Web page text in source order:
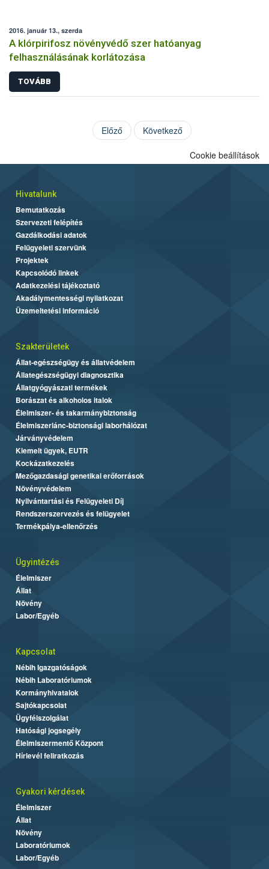
2016. január 13., szerda
A klórpirifosz növényvédő szer hatóanyag
felhasználásának korlátozása
TOVÁBB
Előző Következő
Cookie beállítások
Hivatalunk
Bemutatkozás
Szervezeti felépítés
Gazdálkodási adatok
Felügyeleti szervünk
Projektek
Kapcsolódó linkek
Adatkezelési tájékoztató
Akadálymentességi nyilatkozat
Üzemeltetési információ
Szakterületek
Állat-egészségügy és állatvédelem
Állategészségügyi diagnosztika
Állatgyógyászati termékek
Borászat és alkoholos italok
Élelmiszer- és takarmánybiztonság
Élelmiszerlánc-biztonsági laborhálózat
Járványvédelem
Kiemelt ügyek, EUTR
Kockázatkezelés
Mezőgazdasági genetikai erőforrások
Növényvédelem
Nyilvántartási és Felügyeleti Díj
Rendszerszervezés és felügyelet
Termékpálya-ellenőrzés
Ügyintézés
Élelmiszer
Állat
Növény
Labor/Egyéb
Kapcsolat
Nébih Igazgatóságok
Nébih Laboratóriumok
Kormányhivatalok
Sajtókapcsolat
Ügyfélszolgálat
Hatósági jogsegély
Élelmiszermentő Központ
Hírlevél feliratkozás
Gyakori kérdések
Élelmiszer
Állat
Növény
Laboratóriumok
Labor/Egyéb